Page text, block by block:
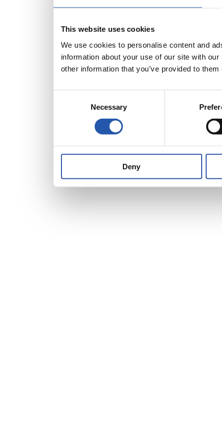
This website uses cookies
We use cookies to personalise content and
information about your use of our site with
other information that you’ve provided to
Necessary
Deny